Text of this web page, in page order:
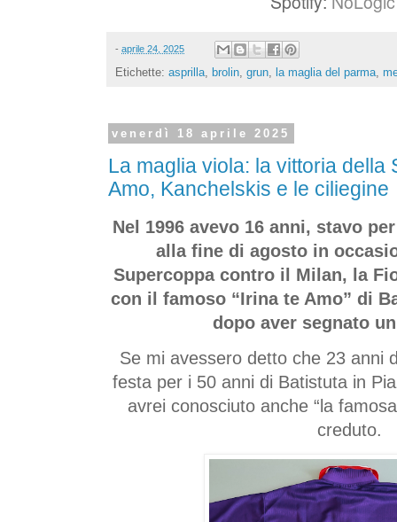
- aprile 24, 2025
Etichette: asprilla, brolin, grun, la maglia del parma,
venerdì 18 aprile 2025
La maglia viola: la vittoria della
Amo, Kanchelskis e le ciliegine
Nel 1996 avevo 16 anni, stavo
alla fine di agosto in
Supercoppa contro il Milan, la
con il famoso “Irina te Amo” di
dopo aver segnato
Se mi avessero detto che 23 anni
festa per i 50 anni di Batistuta in
avrei conosciuto anche “la
creduto.